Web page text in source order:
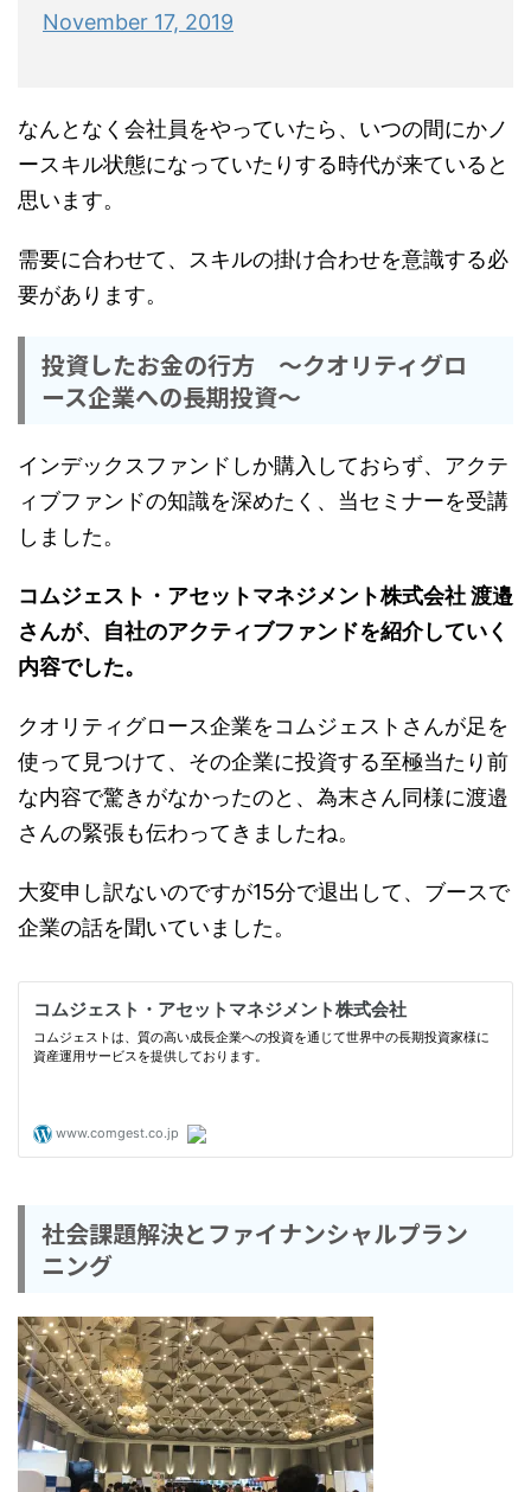
November 17, 2019
なんとなく会社員をやっていたら、いつの間にかノ
ースキル状態になっていたりする時代が来ていると
思います。
需要に合わせて、スキルの掛け合わせを意識する必
要があります。
投資したお金の行方 ～クオリティグロ
ース企業への長期投資～
インデックスファンドしか購入しておらず、アクテ
ィブファンドの知識を深めたく、当セミナーを受講
しました。
コムジェスト・アセットマネジメント株式会社 渡邉
さんが、自社のアクティブファンドを紹介していく
内容でした。
クオリティグロース企業をコムジェストさんが足を
使って見つけて、その企業に投資する至極当たり前
な内容で驚きがなかったのと、為末さん同様に渡邉
さんの緊張も伝わってきましたね。
大変申し訳ないのですが15分で退出して、ブースで
企業の話を聞いていました。
社会課題解決とファイナンシャルプラン
ニング